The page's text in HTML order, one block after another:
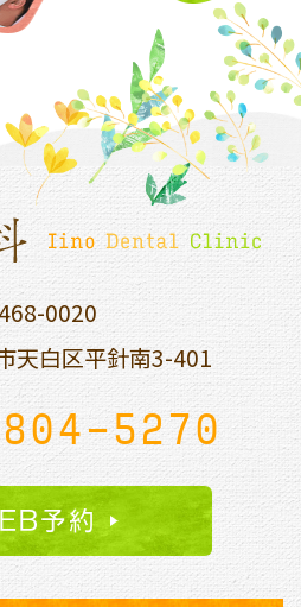
0020
天白区平針南3-401
5270
予約